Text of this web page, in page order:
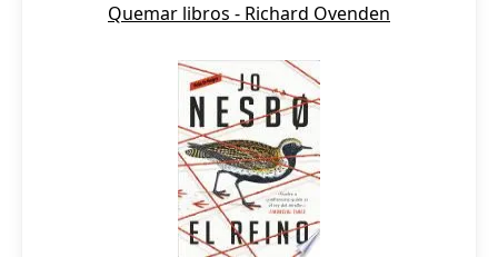
Quemar libros - Richard Ovenden